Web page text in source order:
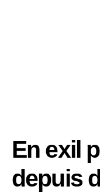
En exil
depuis